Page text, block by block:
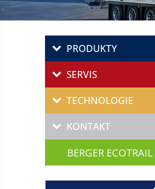
PRODUKTY
SERVIS
TECHNOLOGIE
KONTAKT
BERGER ECOTRAIL